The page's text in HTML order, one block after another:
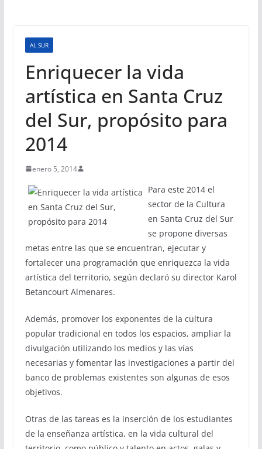
AL SUR
Enriquecer la vida
artística en Santa Cruz
del Sur, propósito para
2014
enero 5, 2014
Para este 2014 el
sector de la Cultura
en Santa Cruz del Sur
se propone diversas
metas entre las que se encuentran, ejecutar y
fortalecer una programación que enriquezca la vida
artística del territorio, según declaró su director Karol
Betancourt Almenares.
Además, promover los exponentes de la cultura
popular tradicional en todos los espacios, ampliar la
divulgación utilizando los medios y las vías
necesarias y fomentar las investigaciones a partir del
banco de problemas existentes son algunas de esos
objetivos.
Otras de las tareas es la inserción de los estudiantes
de la enseñanza artística, en la vida cultural del